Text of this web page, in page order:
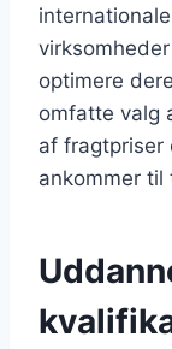
optimere
omfatte valg
af fragtpriser
ankommer til